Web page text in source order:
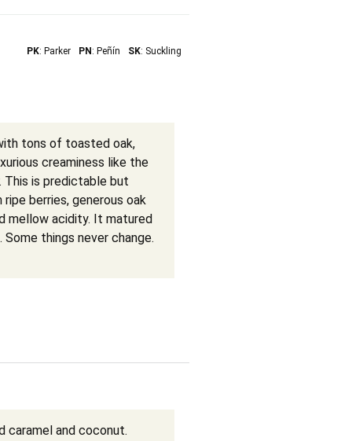
PK: Parker PN : Peñín SK: Suckling
tons of toasted oak,
creaminess like the
is predictable but
berries, generous oak
mellow acidity. It matured
things never change.
caramel and coconut.